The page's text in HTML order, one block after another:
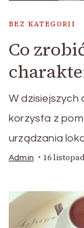
BEZ KATEGORII
Co
W dzisiejszych
korzysta z
urządzania
Admin 16